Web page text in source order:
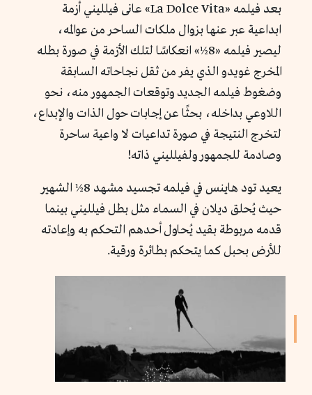
بعد فيلمه «La Dolce Vita» عانى فيلليني أزمة
ابداعية عبر عنها بزوال ملكات الساحر من عوالمه،
ليصير فيلمه «8½» انعكاسًا لتلك الأزمة في صورة بطله
المخرج غويدو الذي يفر من ثقل نجاحاته السابقة
وضغوط فيلمه الجديد وتوقعات الجمهور منه، نحو
اللاوعي بداخله، بحثًا عن إجابات حول الذات والإبداع،
لتخرج النتيجة في صورة تداعيات لا واعية ساحرة
وصادمة للجمهور ولفيلليني ذاته!
يعيد تود هاينس في فيلمه تجسيد مشهد 8½ الشهير
حيث يُحلق ديلان في السماء مثل بطل فيلليني بينما
قدمه مربوطة بقيد يُحاول أحدهم التحكم به وإعادته
للأرض بحبل كما يتحكم بطائرة ورقية.